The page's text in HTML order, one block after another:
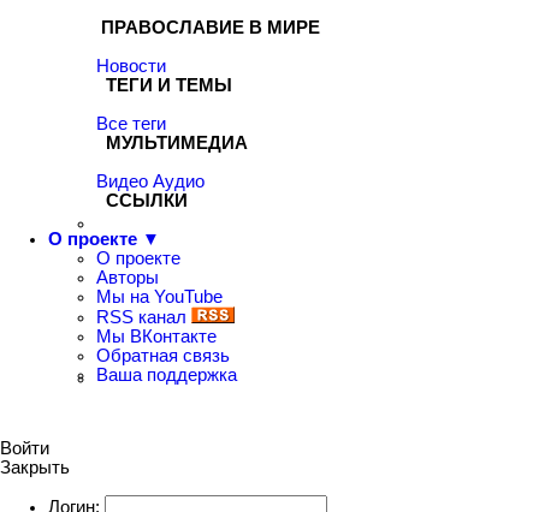
ПРАВОСЛАВИЕ В МИРЕ
Новости
ТЕГИ И ТЕМЫ
Все теги
МУЛЬТИМЕДИА
Видео Аудио
ССЫЛКИ
О проекте ▼
О проекте
Авторы
Мы на YouTube
RSS канал
Мы ВКонтакте
Обратная связь
Ваша поддержка
Войти
Закрыть
Логин: